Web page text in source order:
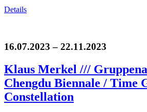
Details
16.07.2023 – 22.11.2023
Klaus Merkel ///
Chengdu Biennale / Time
Constellation